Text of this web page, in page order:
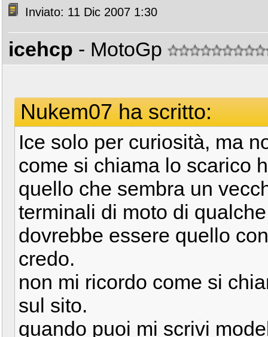
Inviato: 11 Dic 2007 1:30
icehcp - MotoGp
Nukem07 ha scritto:
Ice solo per curiosità, ma
come si chiama lo scarico
quello che sembra un
terminali di moto di
dovrebbe essere quello
credo.
non mi ricordo come si
sul sito.
quando puoi mi scrivi